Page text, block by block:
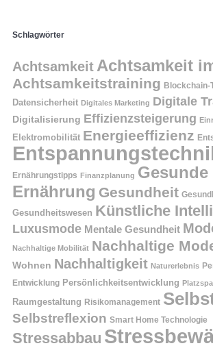
Schlagwörter
Achtsamkeit Achtsamkeit
Achtsamkeitstraining Blockchain-
Datensicherheit Digitales Marketing Digitale
Digitalisierung Effizienzsteigerung
Elektromobilität Energieeffizienz
Ernährungstipps Finanzplanung Gesunde
Ernährung Gesundheit
Gesundheitswesen Künstliche
Luxusmode Mentale Gesundheit
Nachhaltige Mobilität Nachhaltige
Wohnen Nachhaltigkeit Naturerlebnis
Entwicklung Persönlichkeitsentwicklung
Raumgestaltung Risikomanagement
Selbstreflexion Smart Home Technologie
Stressabbau